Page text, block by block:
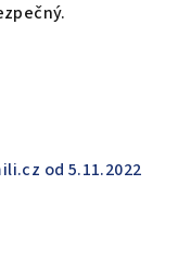
od 5.11.2022